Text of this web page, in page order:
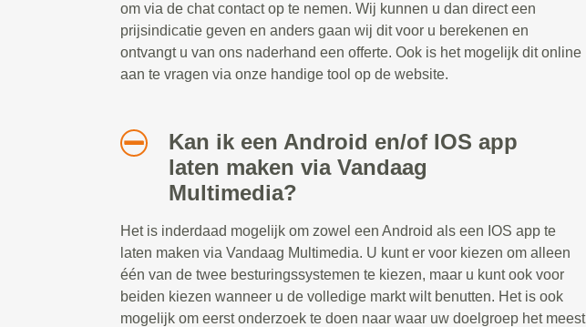
om via de chat contact op te nemen. Wij kunnen u dan direct een
prijsindicatie geven en anders gaan wij dit voor u berekenen en
ontvangt u van ons naderhand een offerte. Ook is het mogelijk dit online
aan te vragen via onze handige tool op de website.
Kan ik een Android en/of IOS app
laten maken via Vandaag
Multimedia?
Het is inderdaad mogelijk om zowel een Android als een IOS app te
laten maken via Vandaag Multimedia. U kunt er voor kiezen om alleen
één van de twee besturingssystemen te kiezen, maar u kunt ook voor
beiden kiezen wanneer u de volledige markt wilt benutten. Het is ook
mogelijk om eerst onderzoek te doen naar waar uw doelgroep het meest